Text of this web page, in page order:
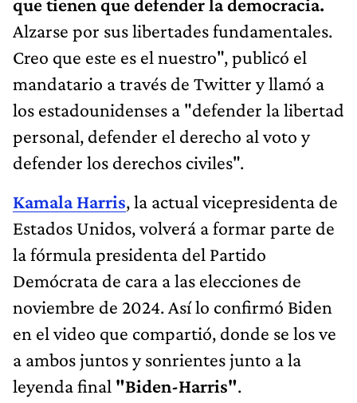
Alzarse por sus libertades fundamentales.
Creo que este es el nuestro", publicó el
mandatario a través de Twitter y llamó a
los estadounidenses a "defender la libertad
personal, defender el derecho al voto y
defender los derechos civiles".
Kamala Harris, la actual vicepresidenta de
Estados Unidos, volverá a formar parte de
la fórmula presidenta del Partido
Demócrata de cara a las elecciones de
noviembre de 2024. Así lo confirmó Biden
en el video que compartió, donde se los ve
a ambos juntos y sonrientes junto a la
leyenda final "Biden-Harris".